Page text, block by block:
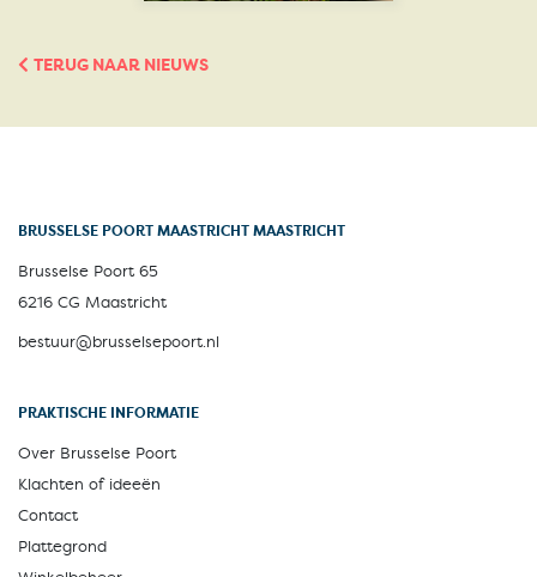
TERUG NAAR NIEUWS
BRUSSELSE POORT MAASTRICHT MAASTRICHT
Brusselse Poort 65
6216 CG Maastricht
bestuur@brusselsepoort.nl
PRAKTISCHE INFORMATIE
Over Brusselse Poort
Klachten of ideeën
Contact
Plattegrond